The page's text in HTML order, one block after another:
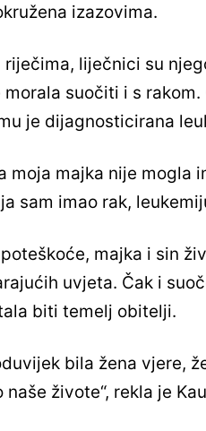
izazovima.
riječima, liječnici su
suočiti i s
je dijagnosticirana
moja majka nije mogla
sam imao rak,
majka i sin
uvjeta. Čak i
biti temelj obitelji.
bila žena vjere,
živote“, rekla je